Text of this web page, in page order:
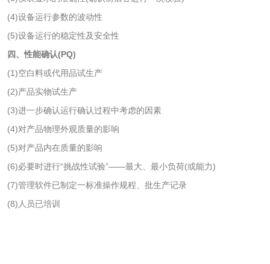
(4)设备运行参数的波动性
(5)设备运行的稳定性及安全性
四、性能确认(PQ)
(1)空白料或代用品试生产
(2)产品实物试生产
(3)进一步确认运行确认过程中考虑的因素
(4)对产品物理外观质量的影响
(5)对产品内在质量的影响
(6)必要时进行“挑战性试验”——最大、最小负荷(或能力)
(7)管理软件已制定一标准操作规程、批生产记录
(8)人员已培训
包装重金属检测
塑料编织袋检测
包装袋检测
纸制品
纸巾纸检测